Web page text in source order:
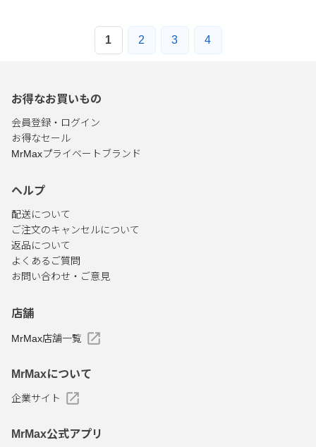
1 2 3 4
お得なお買いもの
会員登録・ログイン
お得なセール
MrMaxプライベートブランド
ヘルプ
配送について
ご注文のキャンセルについて
返品について
よくあるご質問
お問い合わせ・ご意見
店舗
MrMax店舗一覧
MrMaxについて
企業サイト
MrMax公式アプリ